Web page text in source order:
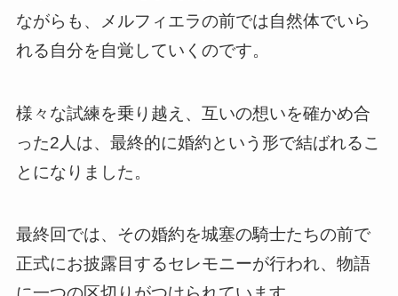
ながらも、メルフィエラの前では自然体でいら
れる自分を自覚していくのです。
様々な試練を乗り越え、互いの想いを確かめ合
った2人は、最終的に婚約という形で結ばれるこ
とになりました。
最終回では、その婚約を城塞の騎士たちの前で
正式にお披露目するセレモニーが行われ、物語